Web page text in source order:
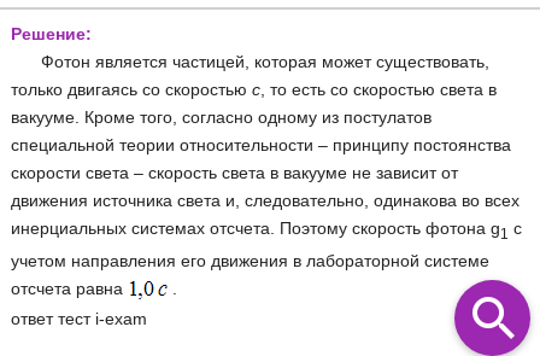
Решение:
Фотон является частицей, которая может существовать,
только двигаясь со скоростью с , то есть со скоростью света в
вакууме. Кроме того, согласно одному из постулатов
специальной теории относительности – принципу постоянства
скорости света – скорость света в вакууме не зависит от
движения источника света и, следовательно, одинакова во всех
инерциальных системах отсчета. Поэтому скорость фотона g1 с
учетом направления его движения в лабораторной системе
отсчета равна
ответ тест i-exam